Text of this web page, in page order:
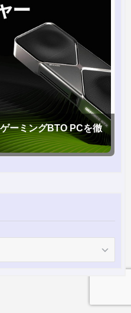
ーミングBTO PCを徹